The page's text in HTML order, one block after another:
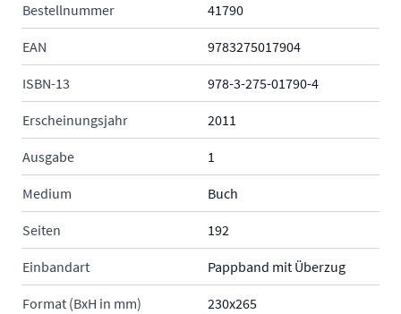
Bestellnummer 41790
EAN 9783275017904
ISBN-13 978-3-275-01790-4
Erscheinungsjahr 2011
Ausgabe 1
Medium Buch
Seiten 192
Einbandart Pappband mit Überzug
Format (BxH in mm) 230x265